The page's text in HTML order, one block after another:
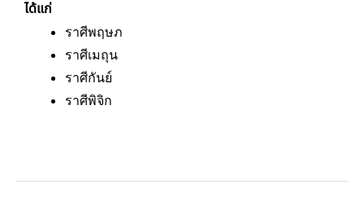
ได้แก่
ราศีพฤษภ
ราศีเมถุน
ราศีกันย์
ราศีพิจิก